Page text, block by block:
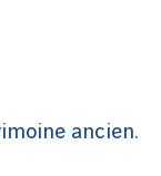
ancien.